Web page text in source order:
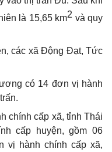
là 15,65 km2 và quy
, các xã Động Đạt, Tức
có 14 đơn vị hành
chính cấp xã, tỉnh Thái
cấp huyện, gồm 06
vị hành chính cấp xã,